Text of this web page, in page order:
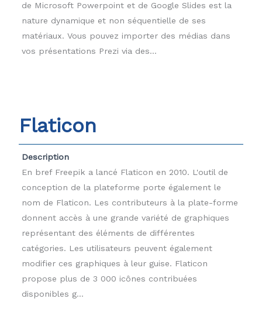
de Microsoft Powerpoint et de Google Slides est la
nature dynamique et non séquentielle de ses
matériaux. Vous pouvez importer des médias dans
vos présentations Prezi via des...
Flaticon
Description
En bref Freepik a lancé Flaticon en 2010. L'outil de
conception de la plateforme porte également le
nom de Flaticon. Les contributeurs à la plate-forme
donnent accès à une grande variété de graphiques
représentant des éléments de différentes
catégories. Les utilisateurs peuvent également
modifier ces graphiques à leur guise. Flaticon
propose plus de 3 000 icônes contribuées
disponibles g...